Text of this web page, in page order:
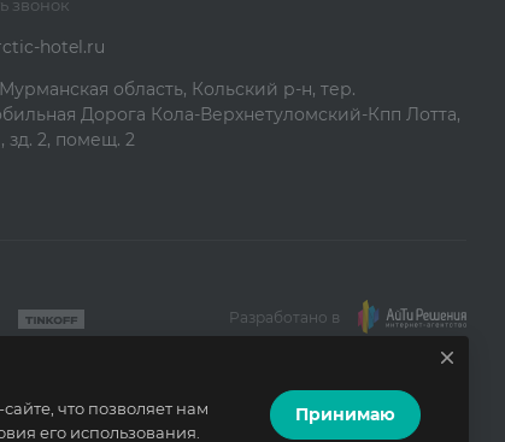
звонок
hotel.ru
область, Кольский р-н, тер.
Дорога Кола-Верхнетуломский-Кпп Лотта,
зд. 2, помещ. 2
Разработано в
что позволяет нам
его использования.
Принимаю